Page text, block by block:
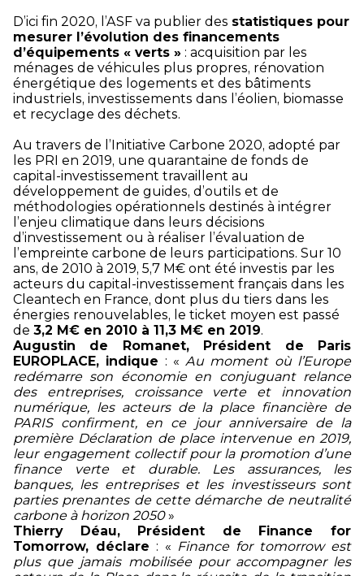
D’ici fin 2020, l’ASF va publier des statistiques pour
mesurer l’évolution des financements
d’équipements « verts » : acquisition par les
ménages de véhicules plus propres, rénovation
énergétique des logements et des bâtiments
industriels, investissements dans l’éolien, biomasse
et recyclage des déchets.
Au travers de l’Initiative Carbone 2020, adopté par
les PRI en 2019, une quarantaine de fonds de
capital-investissement travaillent au
développement de guides, d’outils et de
méthodologies opérationnels destinés à intégrer
l’enjeu climatique dans leurs décisions
d’investissement ou à réaliser l’évaluation de
l’empreinte carbone de leurs participations. Sur 10
ans, de 2010 à 2019, 5,7 M€ ont été investis par les
acteurs du capital-investissement français dans les
Cleantech en France, dont plus du tiers dans les
énergies renouvelables, le ticket moyen est passé
de 3,2 M€ en 2010 à 11,3 M€ en 2019.
Augustin de Romanet, Président de Paris
EUROPLACE, indique : «Au moment où l’Europe
redémarre son économie en conjuguant relance
des entreprises, croissance verte et innovation
numérique, les acteurs de la place financière de
PARIS confirment, en ce jour anniversaire de la
première Déclaration de place intervenue en 2019,
leur engagement collectif pour la promotion d’une
finance verte et durable. Les assurances, les
banques, les entreprises et les investisseurs sont
parties prenantes de cette démarche de neutralité
carbone à horizon 2050»
Thierry Déau, Président de Finance for
Tomorrow, déclare : « Finance for tomorrow est
plus que jamais mobilisée pour accompagner les